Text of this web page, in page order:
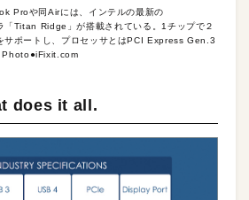
Proや同Airには、インテルの最新の
Titan Ridge」が搭載されている。1チップで２
ポートし、プロセッサとはPCI Express Gen.3
Photo●iFixit.com
does it all.